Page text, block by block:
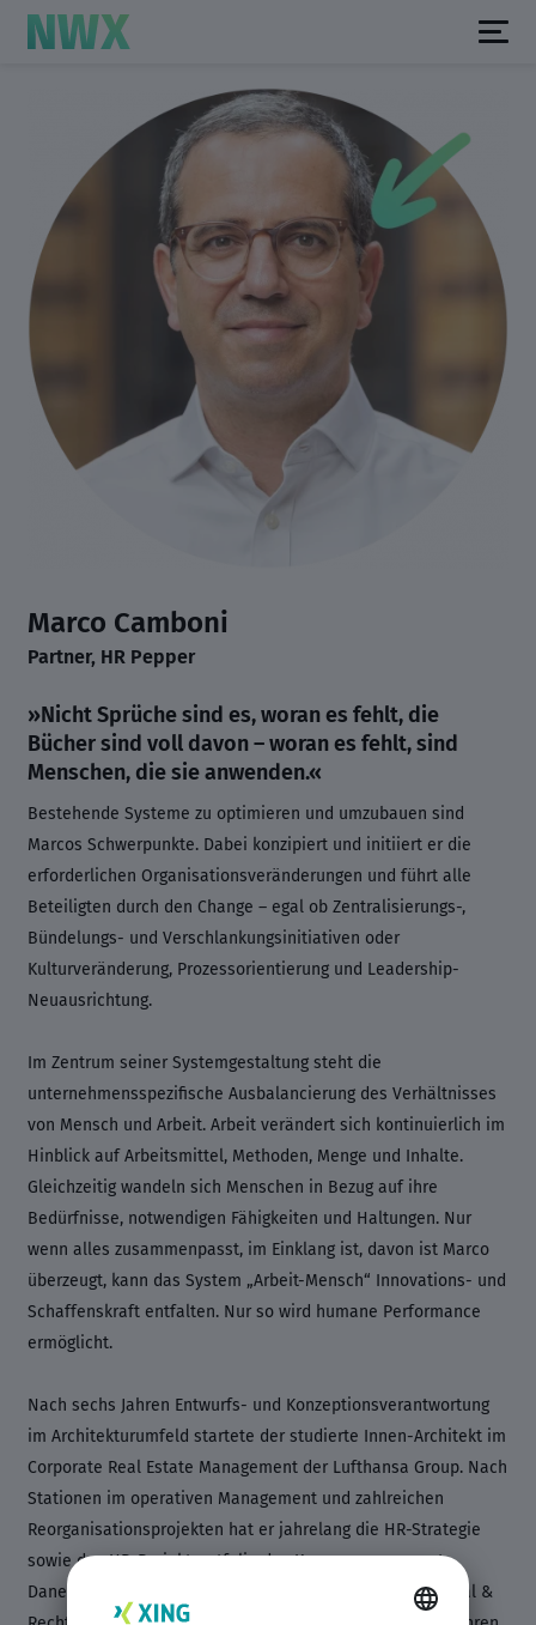
Marco Camboni
Partner, HR Pepper
»Nicht Sprüche sind es, woran es fehlt, die
Bücher sind voll davon – woran es fehlt, sind
Menschen, die sie anwenden.«
Bestehende Systeme zu optimieren und umzubauen sind
Marcos Schwerpunkte. Dabei konzipiert und initiiert er die
erforderlichen Organisationsveränderungen und führt alle
Beteiligten durch den Change – egal ob Zentralisierungs-,
Bündelungs- und Verschlankungsinitiativen oder
Kulturveränderung, Prozessorientierung und Leadership-
Neuausrichtung.
Im Zentrum seiner Systemgestaltung steht die
unternehmensspezifische Ausbalancierung des Verhältnisses
von Mensch und Arbeit. Arbeit verändert sich kontinuierlich im
Hinblick auf Arbeitsmittel, Methoden, Menge und Inhalte.
Gleichzeitig wandeln sich Menschen in Bezug auf ihre
Bedürfnisse, notwendigen Fähigkeiten und Haltungen. Nur
wenn alles zusammenpasst, im Einklang ist, davon ist Marco
überzeugt, kann das System „Arbeit-Mensch“ Innovations- und
Schaffenskraft entfalten. Nur so wird humane Performance
ermöglicht.
Nach sechs Jahren Entwurfs- und Konzeptionsverantwortung
im Architekturumfeld startete der studierte Innen-Architekt im
Corporate Real Estate Management der Lufthansa Group. Nach
Stationen im operativen Management und zahlreichen
Reorganisationsprojekten hat er jahrelang die HR-Strategie
sowie das HR-Projektportfolio des Konzerns gemanagt.
Daneben leitete er den Stab des Konzernressorts Personal &